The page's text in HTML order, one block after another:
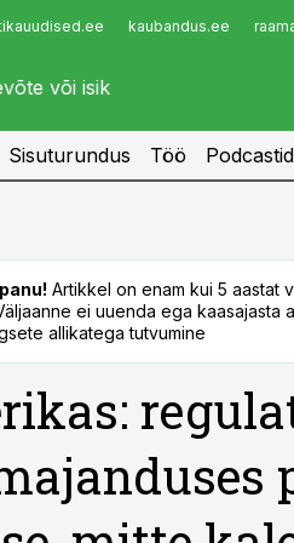
kaubandus.ee
Infopank
Sisuturundus Töö Podcastid
Artikkel on enam kui 5 aastat
ei uuenda ega kaasajasta
allikatega tutvumine